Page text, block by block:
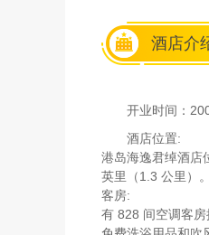
酒店介
开业时间：
酒店位置:
港岛海逸君绰酒店
英里（1.3 公里）。
客房:
有 828 间空调客